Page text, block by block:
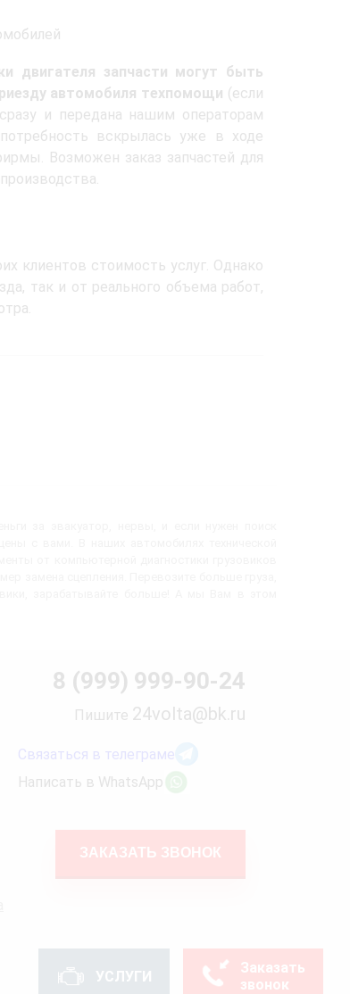
УСЛУГИ
Заказать
звонок
двигателя запчасти могут быть
автомобиля техпомощи (если
и передана нашим операторам
вскрылась уже в ходе
Возможен заказ запчастей для
клиентов стоимость услуг. Однако
так и от реального объема работ,
8 (999) 999-90-24
Пишите 24volta@bk.ru
Связаться в телеграме
Написать в WhatsApp
ЗАКАЗАТЬ ЗВОНОК